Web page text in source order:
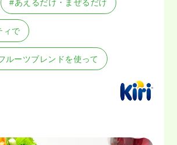
#あえるだけ・まぜるだけ
ィで
ルーツブレンドを使って